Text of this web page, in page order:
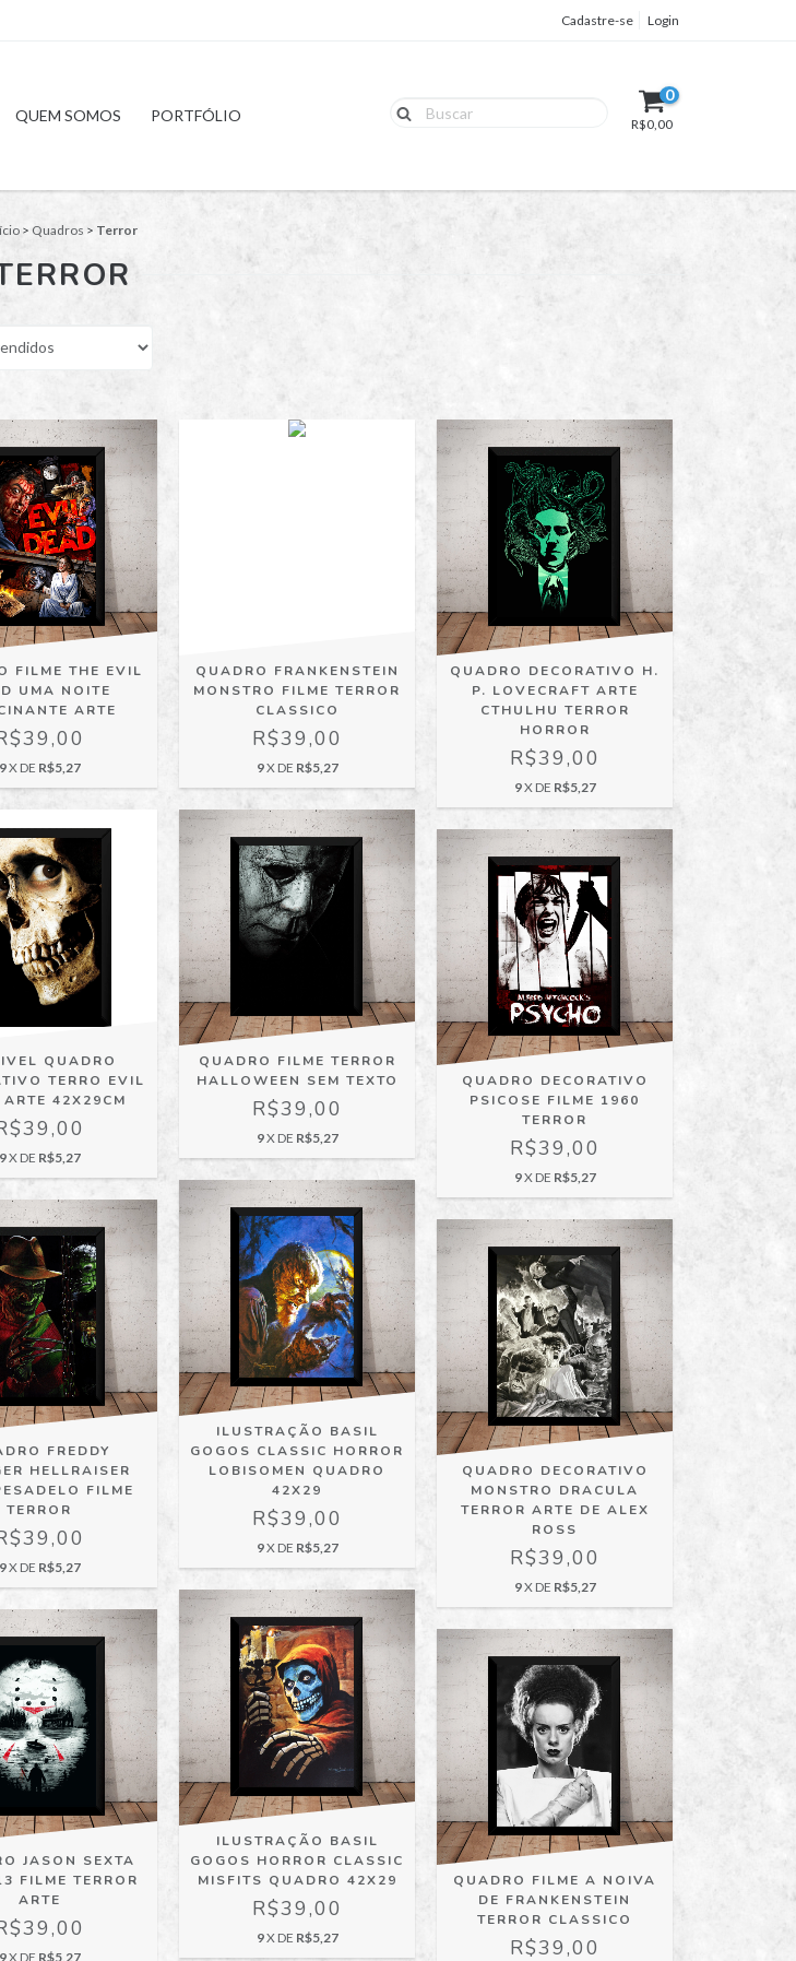
Cadastre-se Login
QUEM SOMOS PORTFÓLIO
0
R$0,00
> Quadros > Terror
FILME THE EVIL
UMA NOITE
ARTE
9X DE R$5,27
QUADRO FRANKENSTEIN
MONSTRO FILME TERROR
CLASSICO
R$39,00
9X DE R$5,27
QUADRO DECORATIVO H.
P. LOVECRAFT ARTE
CTHULHU TERROR
HORROR
R$39,00
9X DE R$5,27
QUADRO
TERRO EVIL
ARTE 42X29CM
9X DE R$5,27
QUADRO FILME TERROR
HALLOWEEN SEM TEXTO
R$39,00
9X DE R$5,27
QUADRO DECORATIVO
PSICOSE FILME 1960
TERROR
R$39,00
9X DE R$5,27
FREDDY
HELLRAISER
FILME
TERROR
9X DE R$5,27
ILUSTRAÇÃO BASIL
GOGOS CLASSIC HORROR
LOBISOMEN QUADRO
42X29
R$39,00
9X DE R$5,27
QUADRO DECORATIVO
MONSTRO DRACULA
TERROR ARTE DE ALEX
ROSS
R$39,00
9X DE R$5,27
JASON SEXTA
FILME TERROR
ARTE
9X DE R$5,27
ILUSTRAÇÃO BASIL
GOGOS HORROR CLASSIC
MISFITS QUADRO 42X29
R$39,00
9X DE R$5,27
QUADRO FILME A NOIVA
DE FRANKENSTEIN
TERROR CLASSICO
R$39,00